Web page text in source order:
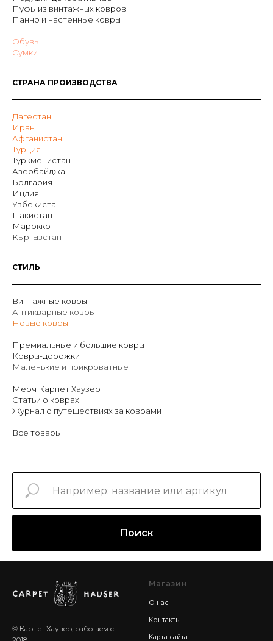
Пуфы из винтажных ковров
Панно и настенные ковры
Обувь
Сумки
СТРАНА ПРОИЗВОДСТВА
Дагестан
Иран
Афганистан
Турция
Туркменистан
Азербайджан
Болгария
Индия
Узбекистан
Пакистан
Марокко
Кыргызстан
СТИЛЬ
Винтажные ковры
Антикварные ковры
Новые ковры
Премиальные и большие ковры
Ковры-дорожки
Маленькие и прикроватные
Мерч Карпет Хаузер
Статьи о коврах
Журнал о путешествиях за коврами
Все товары
Поиск
© Карпет Хаузер, работаем с
Магазин
О нас
Контакты
Карта сайта